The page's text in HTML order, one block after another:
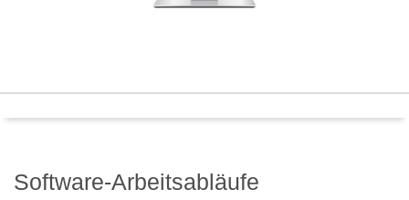
Software-Arbeitsabläufe